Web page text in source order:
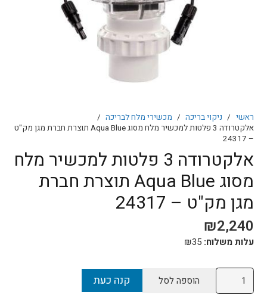
ראשי / ניקוי בריכה / מכשירי מלח לבריכה /
אלקטרודה 3 פלטות למכשיר מלח מסוג Aqua Blue תוצרת חברת מגן מק"ט
– 24317
אלקטרודה 3 פלטות למכשיר מלח
מסוג Aqua Blue תוצרת חברת
מגן מק"ט – 24317
₪2,240
עלות משלוח: ₪35
כמות
של
הוספה לסל קנה כעת